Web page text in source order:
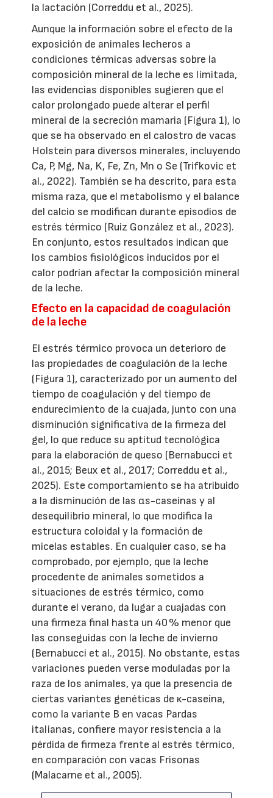
la lactación (Correddu et al., 2025).
Aunque la información sobre el efecto de la
exposición de animales lecheros a
condiciones térmicas adversas sobre la
composición mineral de la leche es limitada,
las evidencias disponibles sugieren que el
calor prolongado puede alterar el perfil
mineral de la secreción mamaria (Figura 1), lo
que se ha observado en el calostro de vacas
Holstein para diversos minerales, incluyendo
Ca, P, Mg, Na, K, Fe, Zn, Mn o Se (Trifkovic et
al., 2022). También se ha descrito, para esta
misma raza, que el metabolismo y el balance
del calcio se modifican durante episodios de
estrés térmico (Ruiz González et al., 2023).
En conjunto, estos resultados indican que
los cambios fisiológicos inducidos por el
calor podrían afectar la composición mineral
de la leche.
Efecto en la capacidad de coagulación
de la leche
El estrés térmico provoca un deterioro de
las propiedades de coagulación de la leche
(Figura 1), caracterizado por un aumento del
tiempo de coagulación y del tiempo de
endurecimiento de la cuajada, junto con una
disminución significativa de la firmeza del
gel, lo que reduce su aptitud tecnológica
para la elaboración de queso (Bernabucci et
al., 2015; Beux et al., 2017; Correddu et al.,
2025). Este comportamiento se ha atribuido
a la disminución de las αs-caseínas y al
desequilibrio mineral, lo que modifica la
estructura coloidal y la formación de
micelas estables. En cualquier caso, se ha
comprobado, por ejemplo, que la leche
procedente de animales sometidos a
situaciones de estrés térmico, como
durante el verano, da lugar a cuajadas con
una firmeza final hasta un 40 % menor que
las conseguidas con la leche de invierno
(Bernabucci et al., 2015). No obstante, estas
variaciones pueden verse moduladas por la
raza de los animales, ya que la presencia de
ciertas variantes genéticas de κ-caseína,
como la variante B en vacas Pardas
italianas, confiere mayor resistencia a la
pérdida de firmeza frente al estrés térmico,
en comparación con vacas Frisonas
(Malacarne et al., 2005).